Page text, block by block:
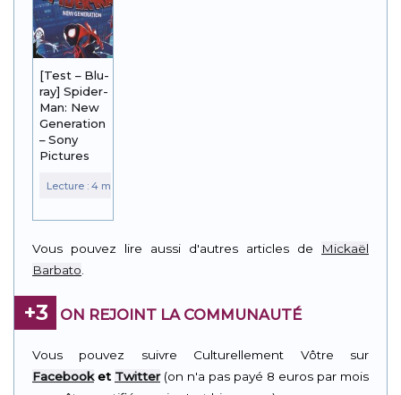
[Test – Blu-
ray] Spider-
Man: New
Generation
– Sony
Pictures
Vous pouvez lire aussi d'autres articles de
Mickaël
Barbato
+3 ON REJOINT LA COMMUNAUTÉ
Vous pouvez suivre Culturellement Vôtre sur
Facebooket Twitter(on n'a pas payé 8 euros par mois